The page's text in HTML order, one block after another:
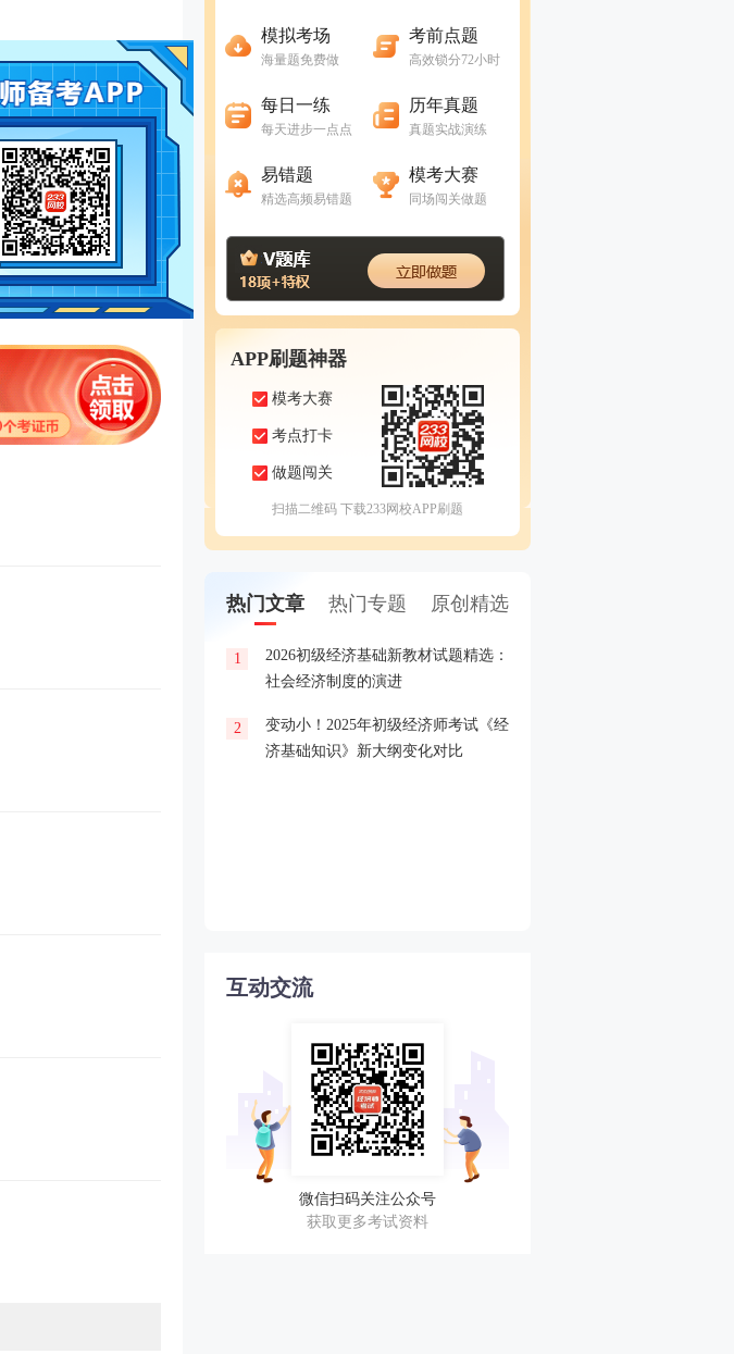
模拟考场
海量题免费做
考前点题
高效锁分72小时
每日一练
每天进步一点点
历年真题
真题实战演练
易错题
精选高频易错题
模考大赛
同场闯关做题
APP刷题神器
模考大赛
考点打卡
做题闯关
扫描二维码 下载233网校APP刷题
热门文章 热门专题 原创精选
1
2026初级经济基础新教材试题精选：
社会经济制度的演进
2
变动小！2025年初级经济师考试《经
济基础知识》新大纲变化对比
互动交流
微信扫码关注公众号
获取更多考试资料